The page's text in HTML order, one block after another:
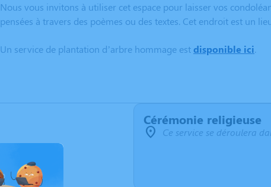
Nous vous invitons à utiliser cet espace pour laisser vos
pensées à travers des poèmes ou des textes. Cet endroit est un
Un service de plantation d’arbre hommage estdisponible ici.
Cérémonie religieuse
Ce service se déroulera